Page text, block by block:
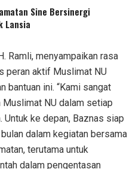
Sine Bersinergi
Lansia
Ramli, menyampaikan rasa
peran aktif Muslimat NU
bantuan ini. “Kami sangat
NU dalam setiap
Untuk ke depan, Baznas siap
dalam kegiatan bersama
terutama untuk
dalam pengentasan